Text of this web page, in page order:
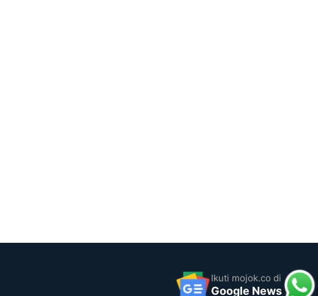
Ikuti mojok.co di
Google News